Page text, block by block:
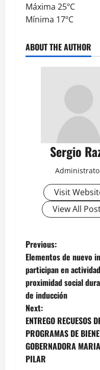
Máxima 25ºC
Mínima 17ºC
ABOUT THE AUTHOR
Sergio
Visit
View All
P
o
s
t
n
a
Previous:
Elementos de nuevo
participan en
proximidad social
de inducción
Next:
ENTREGO RECUESOS
PROGRAMAS DE
GOBERNADORA
PILAR